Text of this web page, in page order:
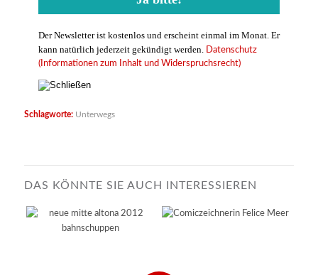
Der Newsletter ist kostenlos und erscheint einmal im Monat. Er
kann natürlich jederzeit gekündigt werden.
Datenschutz
(Informationen zum Inhalt und Widerspruchsrecht)
Schlagworte: Unterwegs
DAS KÖNNTE SIE AUCH INTERESSIEREN